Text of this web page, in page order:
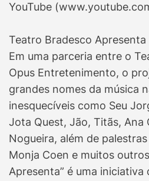
YouTube
Teatro Bradesco Apresenta
Em uma parceria entre o
Opus Entretenimento, o
grandes nomes da música
inesquecíveis como Seu
Jota Quest, Jão, Titãs, Ana
Nogueira, além de
Monja Coen e muitos
Apresenta” é uma